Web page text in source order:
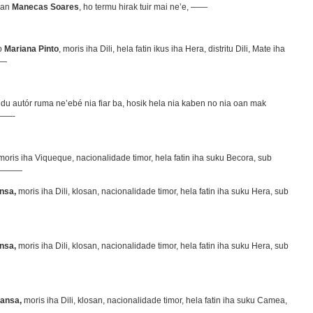
Manecas Soares , ho termu hirak tuir mai ne’e, ——
Mariana Pinto , moris iha Dili, hela fatin ikus iha Hera, distritu Dili, Mate iha
autór ruma ne’ebé nia fiar ba, hosik hela nia kaben no nia oan mak
iha Viqueque, nacionalidade timor, hela fatin iha suku Becora, sub
moris iha Dili, klosan, nacionalidade timor, hela fatin iha suku Hera, sub
moris iha Dili, klosan, nacionalidade timor, hela fatin iha suku Hera, sub
moris iha Dili, klosan, nacionalidade timor, hela fatin iha suku Camea,